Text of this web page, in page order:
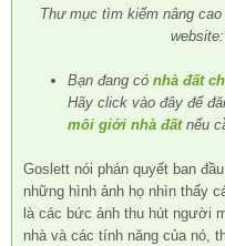
Thư mục tìm kiếm nâng
Bạn đang có nhà đất
Hãy click vào đây để
môi giới nhà đấtnếu
Goslett nói phán quyết ban
những hình ảnh họ nhìn thấy
là các bức ảnh thu hút người
nhà và các tính năng của nó,